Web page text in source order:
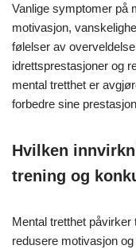
Vanlige symptomer på
motivasjon,
følelser av
idrettsprestasjoner og
mental tretthet er
forbedre sine
Hvilken
trening og
Mental tretthet
redusere motivasjon